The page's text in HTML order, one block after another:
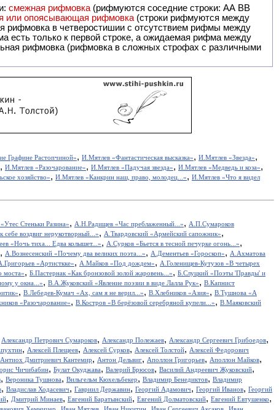
смежная рифмовка (рифмуются соседние строки: AA ВВ
или опоясывающая рифмовка (строки рифмуются между
рифмовка в четверостишии с отсутствием рифмы между
есть только к первой строке, а ожидаемая рифма между
Графине Растопчиной», И.Мятлев «Фантастическая высказка», И.Мятлев «Звезда»,
, И.Мятлев «Разочарование», И.Мятлев «Падучая звезда», И.Мятлев «Медведь и коза»,
хозяйство», И.Мятлев «Канкрин наш, право, молодец...», И.Мятлев «Что я видел
Cтеньки Разина», А.Н.Радищев «Час преблаженный...», А.П.Сумароков
воздвиг нерукотворный...», А.Твардовский «Армейский сапожник»,
«Ночь тиха... Едва колышет...», А.Сурков «Бьется в тесной печурке огонь...»,
, А.Вознесенский «Почему два великих поэта...», А.Дементьев «Гороскоп», А.Ахматова
«Артисткке», А.Майков «Под дождем», А.Голенищев-Кутузов «В четырех
моста», Б.Пастернак «Как бронзовой золой жаровень...», Б.Слуцкий «Поэты 'Правды' и
у окна...», В.А.Жуковский «Явление поэзии в виде Лалла Рук», В.Капнист
, В.Лебедев-Кумач «Ах, сам я не верил...», В.Хлебников «Азия», В.Тушнова «А
«Разочарование», В.Костров «В берёзовой серебряной купели...», В.Маяковский
Александр Петрович Сумароков, Александр Полежаев, Александр Сергеевич Грибоедов,
, Алексей Плещеев, Алексей Сурков, Алексей Толстой, Алексей Федорович
Антиох Дмитриевич Кантемир, Антон Дельвиг, Аполлон Григорьев, Аполлон Майков,
Чичибабин, Булат Окуджава, Валерий Брюсов, Василий Андреевич Жуковский,
, Вероника Тушнова, Вильгельм Кюхельбекер, Владимир Бенедиктов, Владимир
, Владислав Ходасевич, Гавриил Державин, Георгий Адамович, Георгий Иванов, Георгий
, Дмитрий Минаев, Евгений Баратынский, Евгений Долматовский, Евгений Евтушенко,